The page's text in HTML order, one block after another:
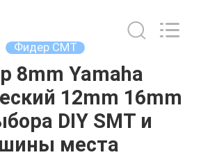
Фидер СМТ
8mm Yamaha
12mm 16mm
DIY SMT и
места